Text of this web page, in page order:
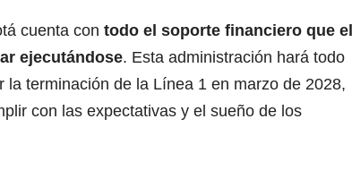
cuenta con todo el soporte financiero que el
ejecutándose. Esta administración hará todo
la terminación de la Línea 1 en marzo de 2028,
con las expectativas y el sueño de los